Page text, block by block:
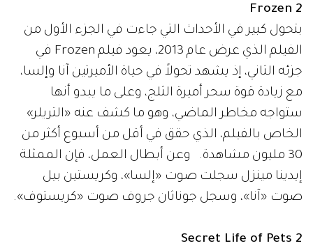
Frozen 2
بتحول كبير في الأحداث التي جاءت في الجزء الأول من
الفيلم الذي عرض عام 2013، يعود فيلم Frozen في
جزئه الثاني، إذ يشهد تحولاً في حياة الأميرتين آنا وإلسا،
مع زيادة قوة سحر أميرة الثلج، وعلى ما يبدو أنها
ستواجه مخاطر الماضي، وهو ما كشف عنه «التريلر»
الخاص بالفيلم، الذي حقق في أقل من أسبوع أكثر من
30 مليون مشاهدة. وعن أبطال العمل، فإن الممثلة
إيدينا مينزل سجلت صوت «إلسا»، وكريستين بيل
صوت «آنا»، وسجل جوناثان جروف صوت «كريستوف».
Secret Life of Pets 2